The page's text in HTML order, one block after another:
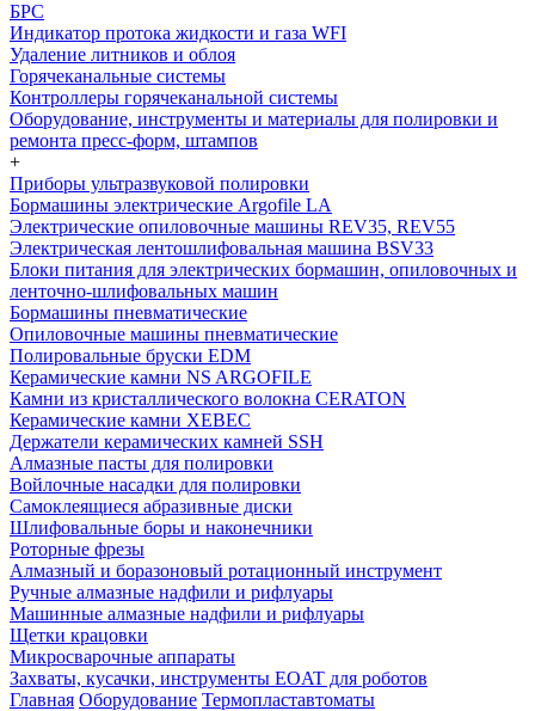
БРС
Индикатор протока жидкости и газа WFI
Удаление литников и облоя
Горячеканальные системы
Контроллеры горячеканальной системы
Оборудование, инструменты и материалы для полировки и
ремонта пресс-форм, штампов
+
Приборы ультразвуковой полировки
Бормашины электрические Argofile LA
Электрические опиловочные машины REV35, REV55
Электрическая лентошлифовальная машина BSV33
Блоки питания для электрических бормашин, опиловочных и
ленточно-шлифовальных машин
Бормашины пневматические
Опиловочные машины пневматические
Полировальные бруски EDM
Керамические камни NS ARGOFILE
Камни из кристаллического волокна CERATON
Керамические камни XEBEC
Держатели керамических камней SSH
Алмазные пасты для полировки
Войлочные насадки для полировки
Самоклеящиеся абразивные диски
Шлифовальные боры и наконечники
Роторные фрезы
Алмазный и боразоновый ротационный инструмент
Ручные алмазные надфили и рифлуары
Машинные алмазные надфили и рифлуары
Щетки крацовки
Микросварочные аппараты
Захваты, кусачки, инструменты EOAT для роботов
Главная Оборудование Термопластавтоматы